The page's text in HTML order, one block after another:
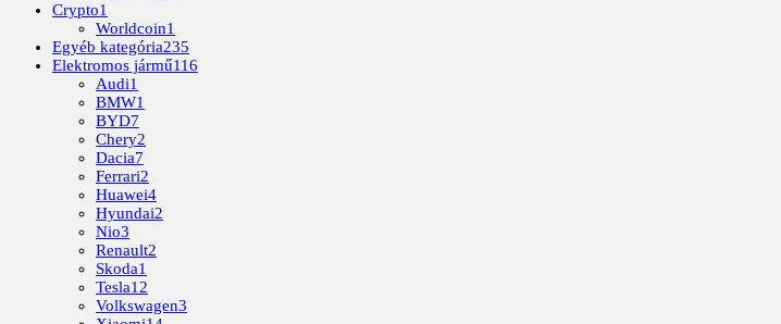
Crypto1
Worldcoin1
Egyéb kategória235
Elektromos jármű116
Audi1
BMW1
BYD7
Chery2
Dacia7
Ferrari2
Huawei4
Hyundai2
Nio3
Renault2
Skoda1
Tesla12
Volkswagen3